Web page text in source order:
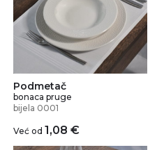
Podmetač
bonaca pruge
bijela 0001
Već od 1,08 €